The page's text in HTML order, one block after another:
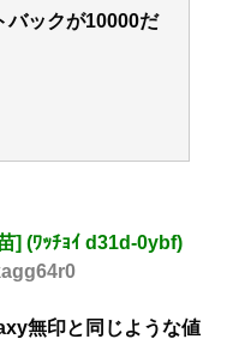
バックが10000だ
] (ﾜｯﾁｮｲ d31d-0ybf)
無印と同じような値